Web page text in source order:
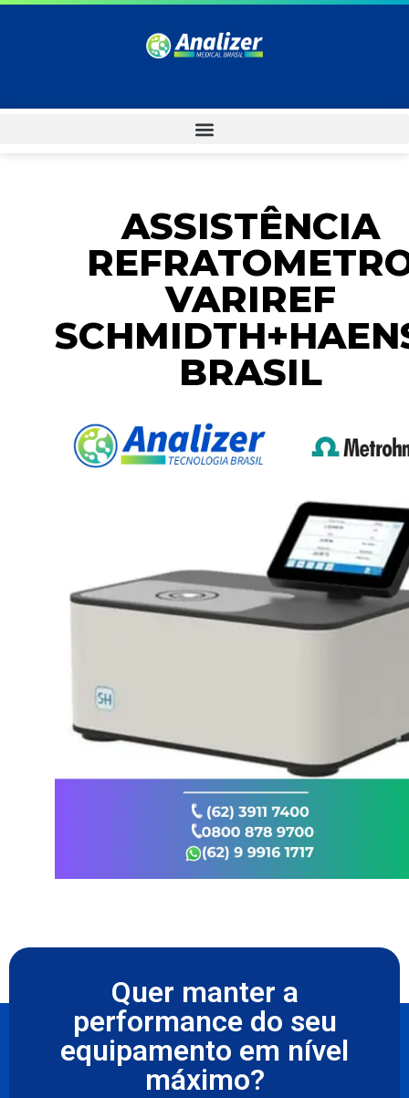
ASSISTÊNCIA
VARIREF
BRASIL
Quer manter a
performance do seu
equipamento em nível
máximo?